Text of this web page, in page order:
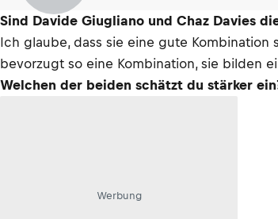
Sind Davide Giugliano und Chaz Davies
Ich glaube, dass sie eine gute Kombination
bevorzugt so eine Kombination, sie bilden
Welchen der beiden schätzt du stärker
Werbung